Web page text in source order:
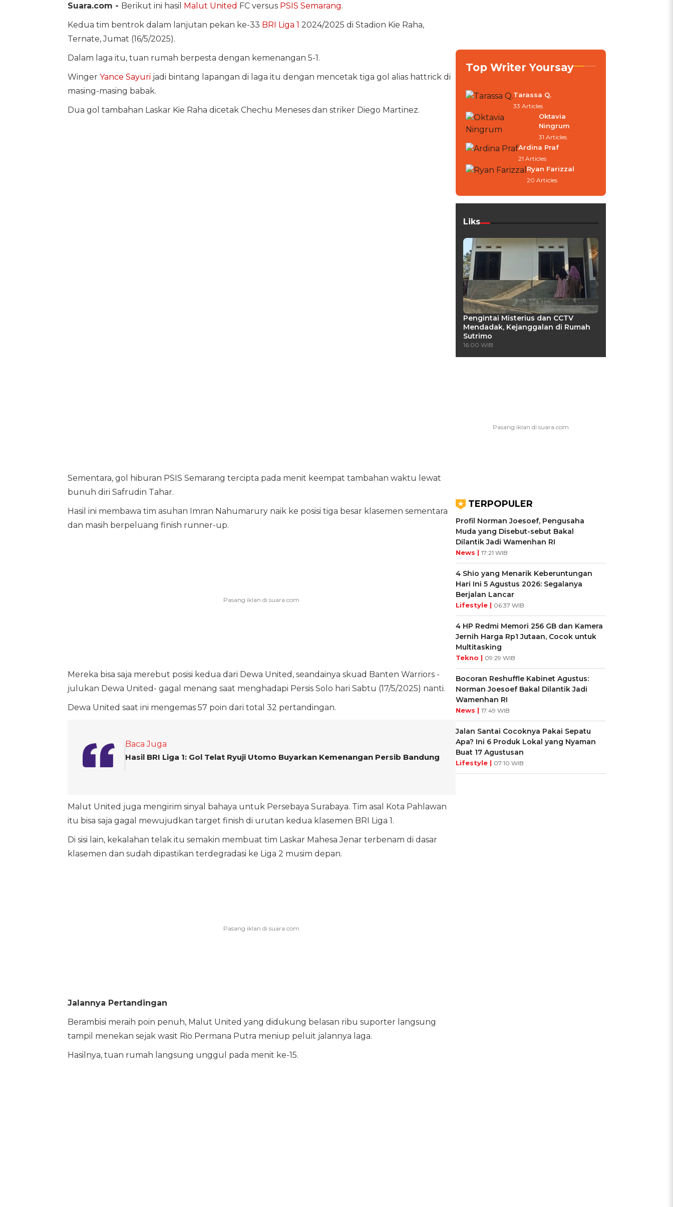
Suara.com - Berikut ini hasil Malut United FC versus PSIS Semarang.
Kedua tim bentrok dalam lanjutan pekan ke-33 BRI Liga 1 2024/2025 di Stadion Kie Raha,
Ternate, Jumat (16/5/2025).
Dalam laga itu, tuan rumah berpesta dengan kemenangan 5-1.
Winger Yance Sayuri jadi bintang lapangan di laga itu dengan mencetak tiga gol alias hattrick di
masing-masing babak.
Dua gol tambahan Laskar Kie Raha dicetak Chechu Meneses dan striker Diego Martinez.
Sementara, gol hiburan PSIS Semarang tercipta pada menit keempat tambahan waktu lewat
bunuh diri Safrudin Tahar.
Hasil ini membawa tim asuhan Imran Nahumarury naik ke posisi tiga besar klasemen sementara
dan masih berpeluang finish runner-up.
Mereka bisa saja merebut posisi kedua dari Dewa United, seandainya skuad Banten Warriors -
julukan Dewa United- gagal menang saat menghadapi Persis Solo hari Sabtu (17/5/2025) nanti.
Dewa United saat ini mengemas 57 poin dari total 32 pertandingan.
Baca Juga
Hasil BRI Liga 1: Gol Telat Ryuji Utomo Buyarkan Kemenangan Persib Bandung
Malut United juga mengirim sinyal bahaya untuk Persebaya Surabaya. Tim asal Kota Pahlawan
itu bisa saja gagal mewujudkan target finish di urutan kedua klasemen BRI Liga 1.
Di sisi lain, kekalahan telak itu semakin membuat tim Laskar Mahesa Jenar terbenam di dasar
klasemen dan sudah dipastikan terdegradasi ke Liga 2 musim depan.
Jalannya Pertandingan
Berambisi meraih poin penuh, Malut United yang didukung belasan ribu suporter langsung
tampil menekan sejak wasit Rio Permana Putra meniup peluit jalannya laga.
Hasilnya, tuan rumah langsung unggul pada menit ke-15.
Top Writer Yoursay
Tarassa Q.
33 Articles
Oktavia
Ningrum
31 Articles
Ardina Praf
21 Articles
Ryan Farizzal
20 Articles
Liks
Pengintai Misterius dan CCTV
Mendadak, Kejanggalan di Rumah
Sutrimo
16:00 WIB
TERPOPULER
Profil Norman Joesoef, Pengusaha
Muda yang Disebut-sebut Bakal
Dilantik Jadi Wamenhan RI
News | 17:21 WIB
4 Shio yang Menarik Keberuntungan
Hari Ini 5 Agustus 2026: Segalanya
Berjalan Lancar
Lifestyle | 06:37 WIB
4 HP Redmi Memori 256 GB dan Kamera
Jernih Harga Rp1 Jutaan, Cocok untuk
Multitasking
Tekno | 09:29 WIB
Bocoran Reshuffle Kabinet Agustus:
Norman Joesoef Bakal Dilantik Jadi
Wamenhan RI
News | 17:49 WIB
Jalan Santai Cocoknya Pakai Sepatu
Apa? Ini 6 Produk Lokal yang Nyaman
Buat 17 Agustusan
Lifestyle | 07:10 WIB